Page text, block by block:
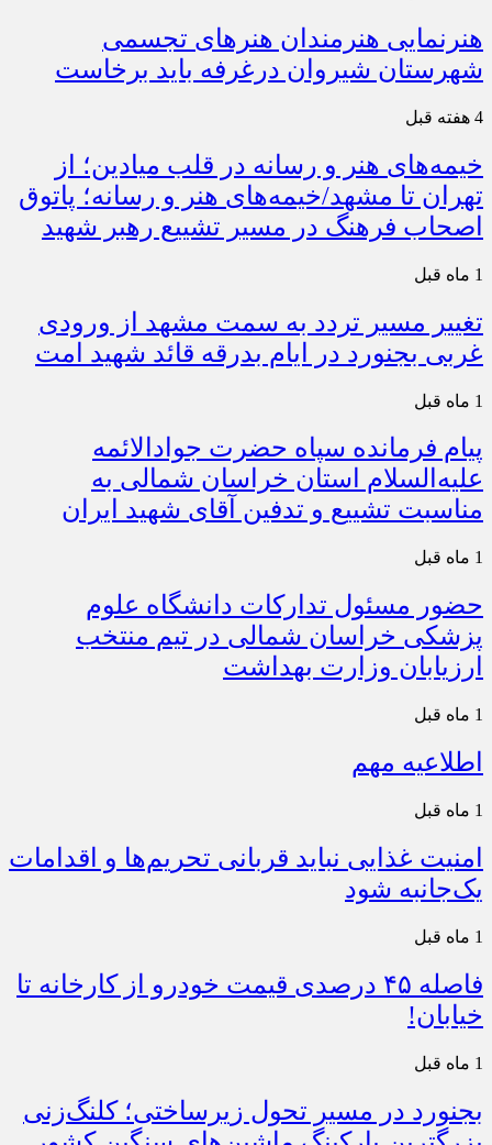
هنرنمایی هنرمندان هنرهای تجسمی
شهرستان شیروان درغرفه باید برخاست
4 هفته قبل
خیمه‌های هنر و رسانه در قلب میادین؛ از
تهران تا مشهد/خیمه‌های هنر و رسانه؛ پاتوق
اصحاب فرهنگ در مسیر تشییع رهبر شهید
1 ماه قبل
تغییر مسیر تردد به سمت مشهد از ورودی
غربی بجنورد در ایام بدرقه قائد شهید امت
1 ماه قبل
پیام فرمانده سپاه حضرت جوادالائمه
علیه‌السلام استان خراسان شمالی به
مناسبت تشییع و تدفین آقای شهید ایران
1 ماه قبل
حضور مسئول تدارکات دانشگاه علوم
پزشکی خراسان شمالی در تیم منتخب
ارزیابان وزارت بهداشت
1 ماه قبل
اطلاعیه مهم
1 ماه قبل
امنیت غذایی نباید قربانی تحریم‌ها و اقدامات
یک‌جانبه شود
1 ماه قبل
فاصله ۴۵ درصدی قیمت خودرو از کارخانه تا
خیابان!
1 ماه قبل
بجنورد در مسیر تحول زیرساختی؛ کلنگ‌زنی